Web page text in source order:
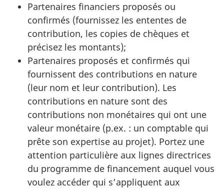
Partenaires financiers proposés ou
confirmés (fournissez les ententes de
contribution, les copies de chèques et
précisez les montants);
Partenaires proposés et confirmés qui
fournissent des contributions en nature
(leur nom et leur contribution). Les
contributions en nature sont des
contributions non monétaires qui ont une
valeur monétaire (p.ex. : un comptable qui
prête son expertise au projet). Portez une
attention particulière aux lignes directrices
du programme de financement auquel vous
voulez accéder qui s’appliquent aux